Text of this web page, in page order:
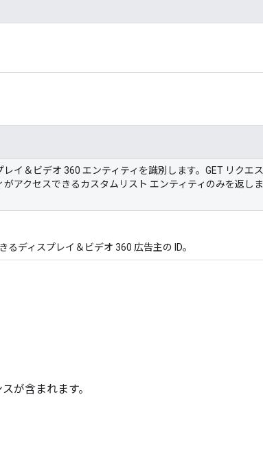
イ＆ビデオ 360 エンティティを識別します。GET リクエス
アクセスできるカスタムリスト エンティティのみを返しま
ディスプレイ＆ビデオ 360 広告主の ID。
が含まれます。